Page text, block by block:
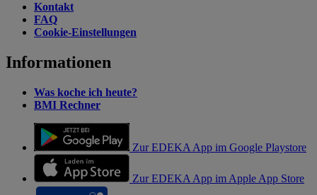
Kontakt
FAQ
Cookie-Einstellungen
Informationen
Was koche ich heute?
BMI Rechner
Zur EDEKA App im Google Playstore
Zur EDEKA App im Apple App Store